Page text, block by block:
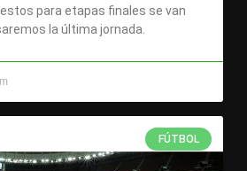
para etapas finales se van
la última jornada.
FÚTBOL